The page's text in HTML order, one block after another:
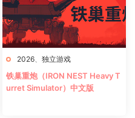
2026 独立游戏
铁巢重炮（IRON NEST Heavy T
urret Simulator）中文版